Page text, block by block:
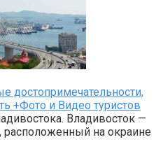
достопримечательности,
+Фото и Видео туристов
Владивосток —
расположенный на окраине